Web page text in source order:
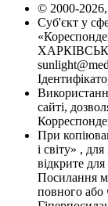
© 2000-
Суб'єкт у
сайті,
При
і світу» ,
відкрите
Посилання
повного або